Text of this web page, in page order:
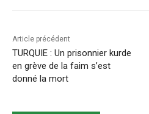
Article précédent
TURQUIE : Un prisonnier kurde
en grève de la faim s’est
donné la mort